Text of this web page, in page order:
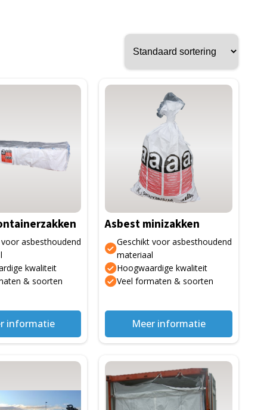
asbesthoudend
kwaliteit
& soorten
informatie
Asbest minizakken
Geschikt voor asbesthoudend
materiaal
Hoogwaardige kwaliteit
Veel formaten & soorten
Meer informatie